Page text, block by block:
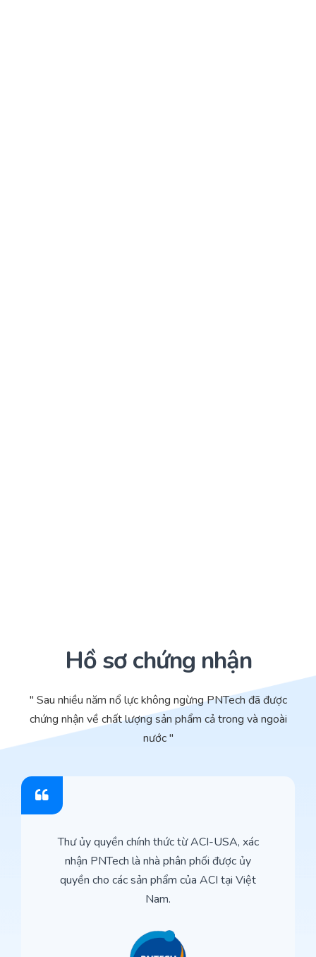
Hồ sơ chứng nhận
" Sau nhiều năm nổ lực không ngừng PNTech đã được
chứng nhận về chất lượng sản phẩm cả trong và ngoài
nước "
Thư ủy quyền chính thức từ ACI-USA, xác
nhận PNTech là nhà phân phối được ủy
quyền cho các sản phẩm của ACI tại Việt
Nam.